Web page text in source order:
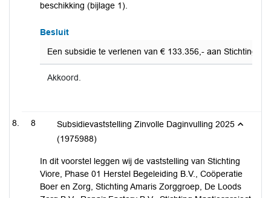
beschikking (bijlage 1).
Besluit
Een subsidie te verlenen van € 133.356,- aan Stichting
Akkoord.
8
Subsidievaststelling Zinvolle Daginvulling 2025
(1975988)
In dit voorstel leggen wij de vaststelling van Stichting
Viore, Phase 01 Herstel Begeleiding B.V., Coöperatie
Boer en Zorg, Stichting Amaris Zorggroep, De Loods